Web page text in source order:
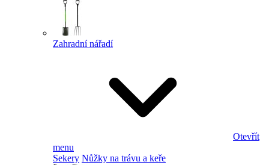
Zahradní nářadí
Otevřít
menu
Sekery Nůžky na trávu a keře